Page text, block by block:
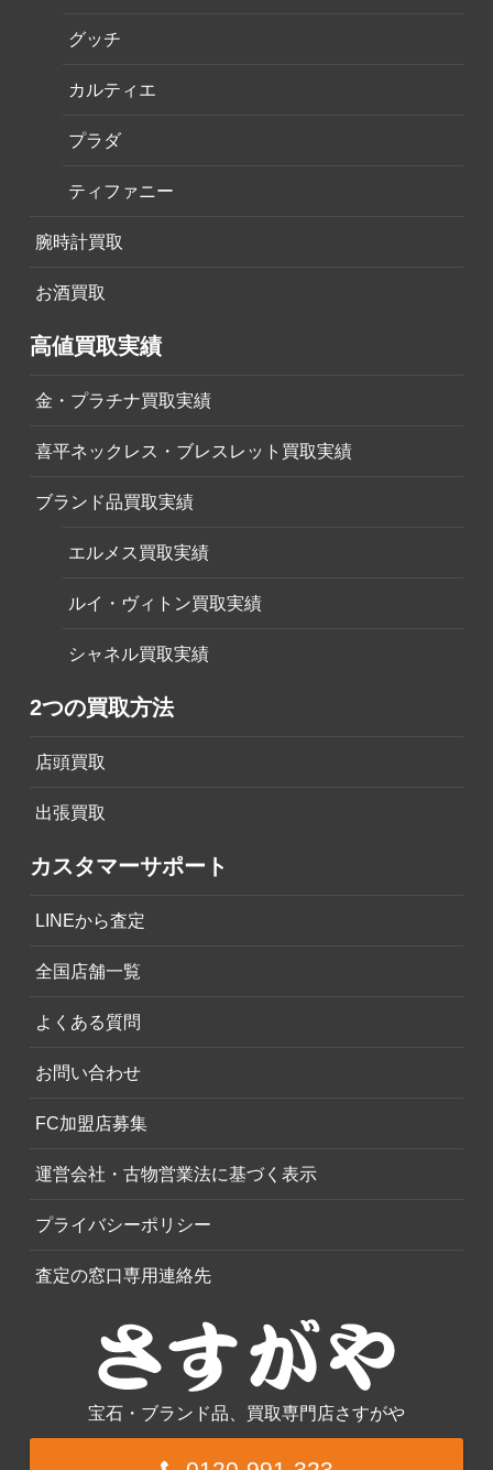
グッチ
カルティエ
プラダ
ティファニー
腕時計買取
お酒買取
高値買取実績
金・プラチナ買取実績
喜平ネックレス・ブレスレット買取実績
ブランド品買取実績
エルメス買取実績
ルイ・ヴィトン買取実績
シャネル買取実績
2つの買取方法
店頭買取
出張買取
カスタマーサポート
LINEから査定
全国店舗一覧
よくある質問
お問い合わせ
FC加盟店募集
運営会社・古物営業法に基づく表示
プライバシーポリシー
査定の窓口専用連絡先
宝石・ブランド品、買取専門店さすがや